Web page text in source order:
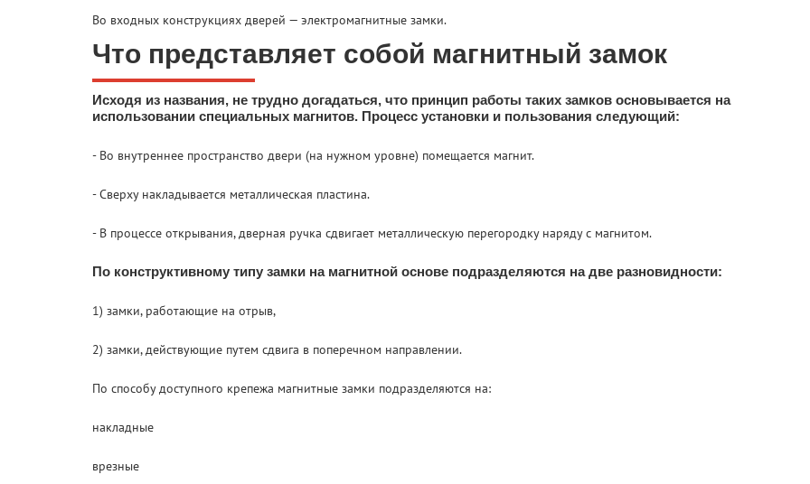
Во входных конструкциях дверей — электромагнитные замки.
Что представляет собой магнитный замок
Исходя из названия, не трудно догадаться, что принцип работы таких замков основывается на
использовании специальных магнитов. Процесс установки и пользования следующий:
- Во внутреннее пространство двери (на нужном уровне) помещается магнит.
- Сверху накладывается металлическая пластина.
- В процессе открывания, дверная ручка сдвигает металлическую перегородку наряду с магнитом.
По конструктивному типу замки на магнитной основе подразделяются на две разновидности:
1) замки, работающие на отрыв,
2) замки, действующие путем сдвига в поперечном направлении.
По способу доступного крепежа магнитные замки подразделяются на:
накладные
врезные